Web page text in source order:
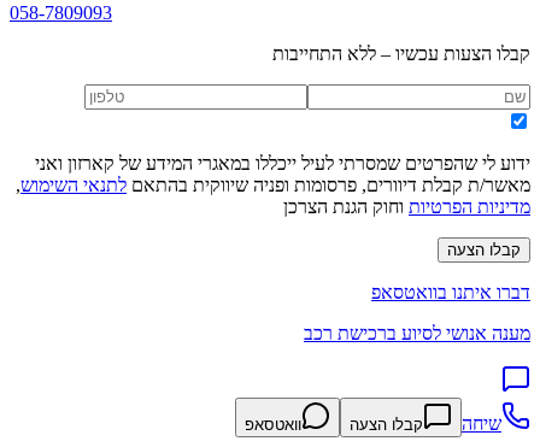
058-7809093
קבלו הצעות עכשיו – ללא התחייבות
ידוע לי שהפרטים שמסרתי לעיל ייכללו במאגרי המידע של קארזון ואני
מאשר/ת קבלת דיוורים, פרסומות ופניה שיווקית בהתאם לתנאי השימוש,
מדיניות הפרטיות וחוק הגנת הצרכן
קבלו הצעה
דברו איתנו בוואטסאפ
מענה אנושי לסיוע ברכישת רכב
שיחה קבלו הצעה וואטסאפ